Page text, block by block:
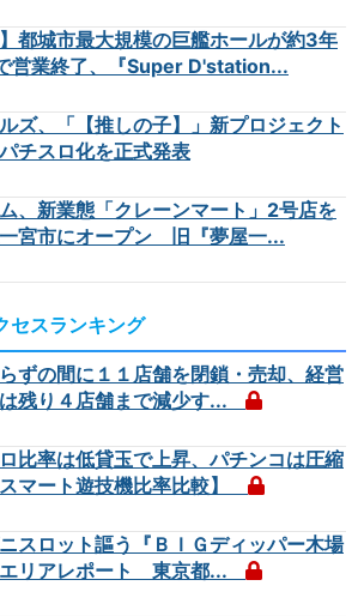
】都城市最大規模の巨艦ホールが約3年
営業終了、『Super D'station...
ズ、「【推しの子】」新プロジェクト
チスロ化を正式発表
、新業態「クレーンマート」2号店を
宮市にオープン 旧『夢屋一...
セスランキング
ずの間に１１店舗を閉鎖・売却、経営
残り４店舗まで減少す...
比率は低貸玉で上昇、パチンコは圧縮
マート遊技機比率比較】
スロット謳う『ＢＩＧディッパー木場
リアレポート 東京都...